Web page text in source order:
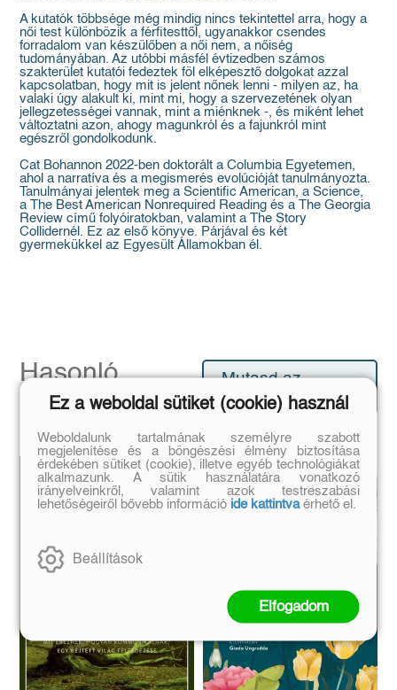
A kutatók többsége még mindig nincs tekintettel arra, hogy a
női test különbözik a férfitesttől, ugyanakkor csendes
forradalom van készülőben a női nem, a nőiség
tudományában. Az utóbbi másfél évtizedben számos
szakterület kutatói fedeztek föl elképesztő dolgokat azzal
kapcsolatban, hogy mit is jelent nőnek lenni - milyen az, ha
valaki úgy alakult ki, mint mi, hogy a szervezetének olyan
jellegzetességei vannak, mint a miénknek -, és miként lehet
változtatni azon, ahogy magunkról és a fajunkról mint
egészről gondolkodunk.
Cat Bohannon 2022-ben doktorált a Columbia Egyetemen,
ahol a narratíva és a megismerés evolúcióját tanulmányozta.
Tanulmányai jelentek meg a Scientific American, a Science,
a The Best American Nonrequired Reading és a The Georgia
Review című folyóiratokban, valamint a The Story
Collidernél. Ez az első könyve. Párjával és két
gyermekükkel az Egyesült Államokban él.
Hasonló
könyvek
Mutasd az
összeset!
Ez a weboldal sütiket (cookie) használ
Weboldalunk tartalmának személyre szabott
megjelenítése és a böngészési élmény biztosítása
érdekében sütiket (cookie), illetve egyéb technológiákat
alkalmazunk. A sütik használatára vonatkozó
irányelveinkről, valamint azok testreszabási
lehetőségeiről bővebb információ ide kattintvaérhető el.
Beállítások
Elfogadom